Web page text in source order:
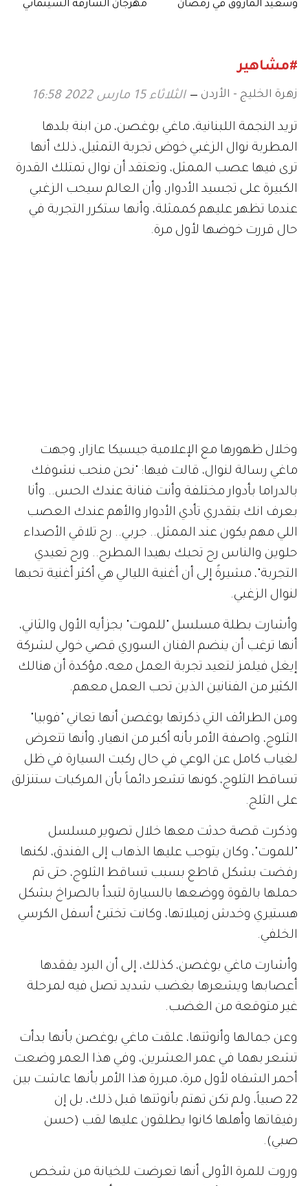
وسعيد الماروق في رمضان
مهرجان الشارقة السينمائي
#مشاهير
زهرة الخليج - الأردن الثلاثاء 15 مارس 2022 16:58
تريد النجمة اللبنانية، ماغي بوغصن، من ابنة بلدها
المطربة نوال الزغبي خوض تجربة التمثيل، ذلك أنها
ترى فيها عصب الممثل، وتعتقد أن نوال تمتلك القدرة
الكبيرة على تجسيد الأدوار، وأن العالم سيحب الزغبي
عندما تظهر عليهم كممثلة، وأنها ستكرر التجربة في
حال قررت خوضها لأول مرة.
وخلال ظهورها مع الإعلامية جيسيكا عازار، وجهت
ماغي رسالة لنوال، قالت فيها: "نحن منحب نشوفك
بالدراما بأدوار مختلفة وأنت فنانة عندك الحس.. وأنا
بعرف انك بتقدري تأدي الأدوار والأهم عندك العصب
اللي مهم يكون عند الممثل.. جربي.. رح تلاقي الأصداء
حلوين والناس رح تحبك بهيدا المطرح.. ورح تعيدي
التجربة"، مشيرةً إلى أن أغنية الليالي هي أكثر أغنية تحبها
لنوال الزغبي.
وأشارت بطلة مسلسل "للموت" بجزأيه الأول والثاني،
أنها ترغب أن ينضم الفنان السوري قصي خولي لشركة
إيغل فيلمز لتعيد تجربة العمل معه، مؤكدة أن هنالك
الكثير من الفنانين الذين تحب العمل معهم.
ومن الطرائف التي ذكرتها بوغصن أنها تعاني "فوبيا"
الثلوج، واصفة الأمر بأنه أكبر من انهيار، وأنها تتعرض
لغياب كامل عن الوعي في حال ركبت السيارة في ظل
تساقط الثلوج، كونها تشعر دائماً بأن المركبات ستنزلق
على الثلج.
وذكرت قصة حدثت معها خلال تصوير مسلسل
"للموت"، وكان يتوجب عليها الذهاب إلى الفندق، لكنها
رفضت بشكل قاطع بسبب تساقط الثلوج، حتى تم
حملها بالقوة ووضعها بالسيارة لتبدأ بالصراخ بشكل
هستيري وخدش زميلاتها، وكانت تختبئ أسفل الكرسي
الخلفي.
وأشارت ماغي بوغصن، كذلك، إلى أن البرد يفقدها
أعصابها ويشعرها بغضب شديد تصل فيه لمرحلة
غير متوقعة من الغضب.
وعن جمالها وأنوثتها، علقت ماغي بوغصن بأنها بدأت
تشعر بهما في عمر العشرين، وفي هذا العمر وضعت
أحمر الشفاه لأول مرة، مبررة هذا الأمر بأنها عاشت بين
22 صبياً، ولم تكن تهتم بأنوثتها قبل ذلك، بل إن
رفيقاتها وأهلها كانوا يطلقون عليها لقب (حسن
صبي).
وروت للمرة الأولى أنها تعرضت للخيانة من شخص